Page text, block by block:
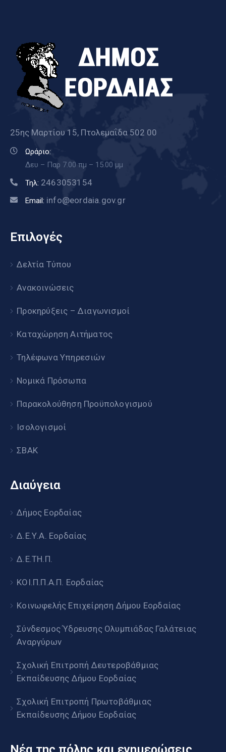
25ης Μαρτίου 15, Πτολεμαΐδα 502 00
Ωράριο:
Δευ – Παρ 7.00 πμ – 15.00 μμ
Τηλ: 2463053154
Email: info@eordaia.gov.gr
Επιλογές
Δελτία Τύπου
Ανακοινώσεις
Προκηρύξεις – Διαγωνισμοί
Καταχώρηση Αιτήματος
Τηλέφωνα Υπηρεσιών
Νομικά Πρόσωπα
Παρακολούθηση Προϋπολογισμού
Ισολογισμοί
ΣΒΑΚ
Διαύγεια
Δήμος Εορδαίας
Δ.Ε.Υ.Α. Εορδαίας
Δ.Ε.ΤΗ.Π.
ΚΟΙ.Π.Π.Α.Π. Εορδαίας
Κοινωφελής Επιχείρηση Δήμου Εορδαίας
Σύνδεσμος Ύδρευσης Ολυμπιάδας Γαλάτειας
Αναργύρων
Σχολική Επιτροπή Δευτεροβάθμιας
Εκπαίδευσης Δήμου Εορδαίας
Σχολική Επιτροπή Πρωτοβάθμιας
Εκπαίδευσης Δήμου Εορδαίας